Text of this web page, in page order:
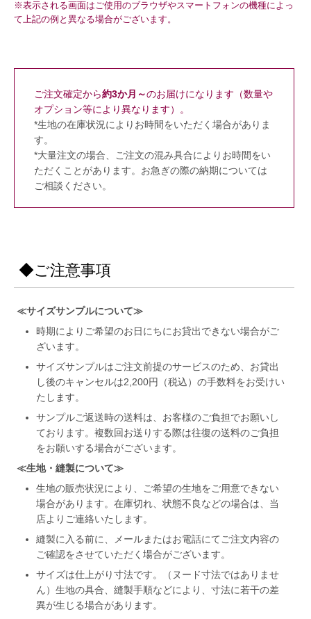
※表示される画面はご使用のブラウザやスマートフォンの機種によっ
て上記の例と異なる場合がございます。
ご注文確定から約3か月～のお届けになります（数量や
オプション等により異なります）。
*生地の在庫状況によりお時間をいただく場合がありま
す。
*大量注文の場合、ご注文の混み具合によりお時間をい
ただくことがあります。お急ぎの際の納期については
ご相談ください。
◆ご注意事項
≪サイズサンプルについて≫
時期によりご希望のお日にちにお貸出できない場合がご
ざいます。
サイズサンプルはご注文前提のサービスのため、お貸出
し後のキャンセルは2,200円（税込）の手数料をお受けい
たします。
サンプルご返送時の送料は、お客様のご負担でお願いし
ております。複数回お送りする際は往復の送料のご負担
をお願いする場合がございます。
≪生地・縫製について≫
生地の販売状況により、ご希望の生地をご用意できない
場合があります。在庫切れ、状態不良などの場合は、当
店よりご連絡いたします。
縫製に入る前に、メールまたはお電話にてご注文内容の
ご確認をさせていただく場合がございます。
サイズは仕上がり寸法です。（ヌード寸法ではありませ
ん）生地の具合、縫製手順などにより、寸法に若干の差
異が生じる場合があります。